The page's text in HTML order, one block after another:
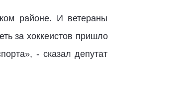
районе. И ветераны
за хоккеистов пришло
- сказал депутат